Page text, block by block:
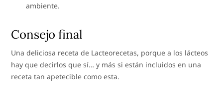
ambiente.
Consejo final
Una deliciosa receta de Lacteorecetas, porque a los lácteos
hay que decirlos que sí… y más si están incluidos en una
receta tan apetecible como esta.